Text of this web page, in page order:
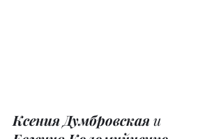
Ксения Думбровская и